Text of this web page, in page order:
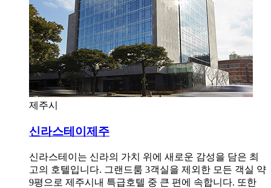
제주시
신라스테이제주
신라스테이는 신라의 가치 위에 새로운 감성을 담은 최
고의 호텔입니다. 그랜드룸 3객실을 제외한 모든 객실 약
9평으로 제주시내 특급호텔 중 큰 편에 속합니다. 또한